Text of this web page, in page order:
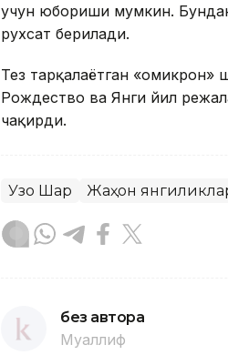
учун юбориши мумкин.
рухсат берилади.
Тез тарқалаётган
Рождество ва Янги йил
чақирди.
Узоқ Шарқ Жаҳон
без автора
Муаллиф